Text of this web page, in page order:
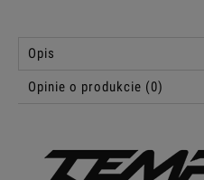
Opis
Opinie o produkcie (0)